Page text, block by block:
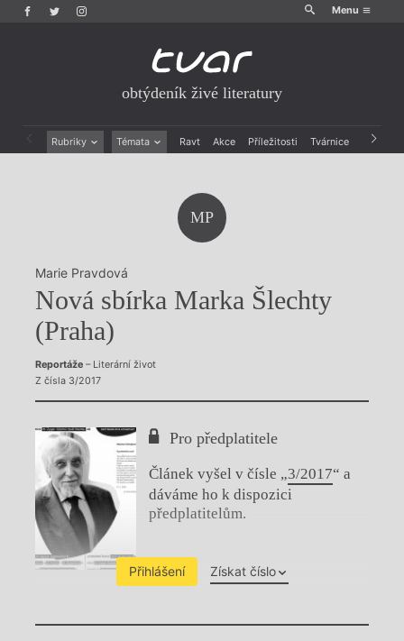
Menu
obtýdeník živé literatury
Rubriky Témata Ravt Akce Příležitosti Tvárnice Archiv
MP
Marie Pravdová
Nová sbírka Marka Šlechty
(Praha)
Reportáže– Literární život
Z čísla 3/2017
Pro předplatitele
Článek vyšel v čísle „3/2017“ a
dáváme ho k dispozici
předplatitelům.
Přihlášení Získat číslo
Chviličku.